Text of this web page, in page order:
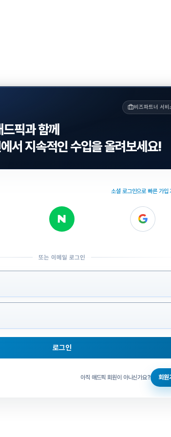
비즈파트너 서비
픽과 함께
서 지속적인 수입을 올려보세요!
소셜 로그인으로 빠른 가입
또는 이메일 로그인
로그인
아직 애드픽 회원이 아니신가요? 회원